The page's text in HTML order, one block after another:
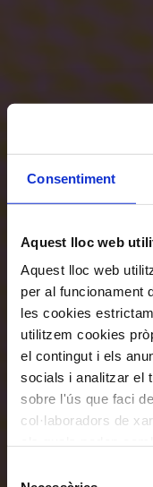
Consentiment
Aquest lloc web
Aquest lloc web
per al funcionament
les cookies
utilitzem cookies
el contingut i els
socials i analitzar el
sobre l'ús que faci
col·laboradors de